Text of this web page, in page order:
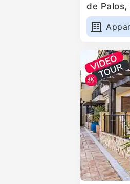
de Palos,